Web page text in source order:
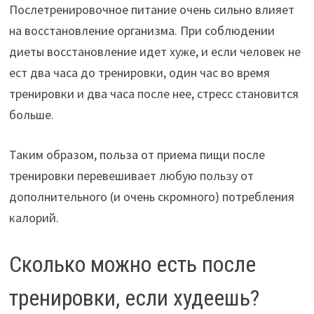
Послетренировочное питание очень сильно влияет
на восстановление организма. При соблюдении
диеты восстановление идет хуже, и если человек не
ест два часа до тренировки, один час во время
тренировки и два часа после нее, стресс становится
больше.
Таким образом, польза от приема пищи после
тренировки перевешивает любую пользу от
дополнительного (и очень скромного) потребления
калорий.
Сколько можно есть после
тренировки, если худеешь?